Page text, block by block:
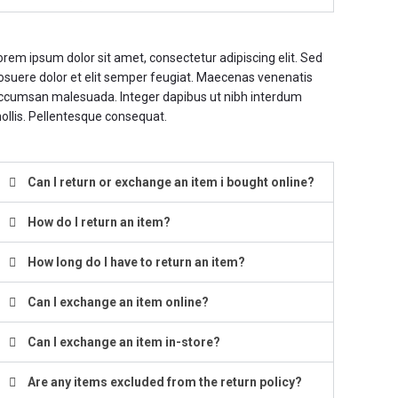
ipsum dolor sit amet, consectetur adipiscing elit. Sed
dolor et elit semper feugiat. Maecenas venenatis
malesuada. Integer dapibus ut nibh interdum
Pellentesque consequat.
Can I return or exchange an item i bought online?
How do I return an item?
How long do I have to return an item?
Can I exchange an item online?
Can I exchange an item in-store?
Are any items excluded from the return policy?